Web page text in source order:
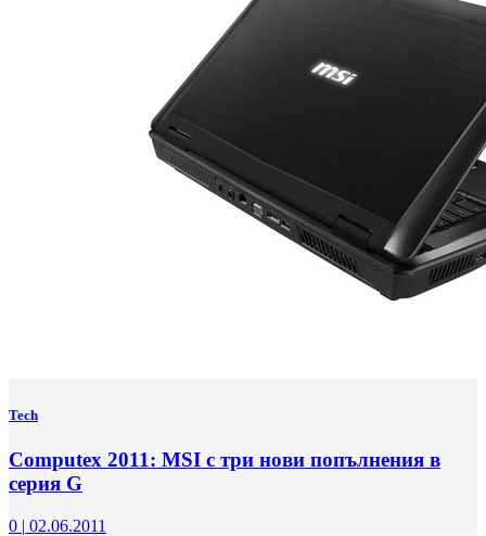
Tech
Computex 2011: MSI с три нови попълнения в
серия G
0 | 02.06.2011